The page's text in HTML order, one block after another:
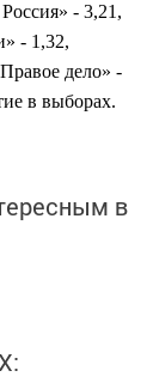
- 3,21,
- 1,32,
дело» -
в выборах.
в